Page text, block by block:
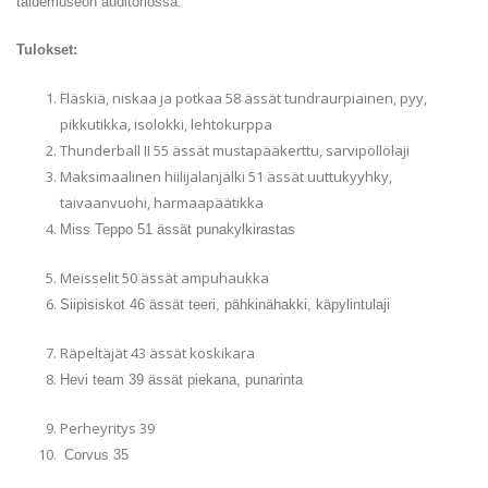
Tulokset:
Fläskiä, niskaa ja potkaa 58 ässät tundraurpiainen, pyy,
pikkutikka, isolokki, lehtokurppa
Thunderball II 55 ässät mustapääkerttu, sarvipöllölaji
Maksimaalinen hiilijalanjälki 51 ässät uuttukyyhky,
taivaanvuohi, harmaapäätikka
Miss Teppo 51 ässät punakylkirastas
Meisselit 50 ässät ampuhaukka
Siipisiskot 46 ässät teeri, pähkinähakki, käpylintulaji
Räpeltäjät 43 ässät koskikara
Hevi team 39 ässät piekana, punarinta
Perheyritys 39
Corvus 35